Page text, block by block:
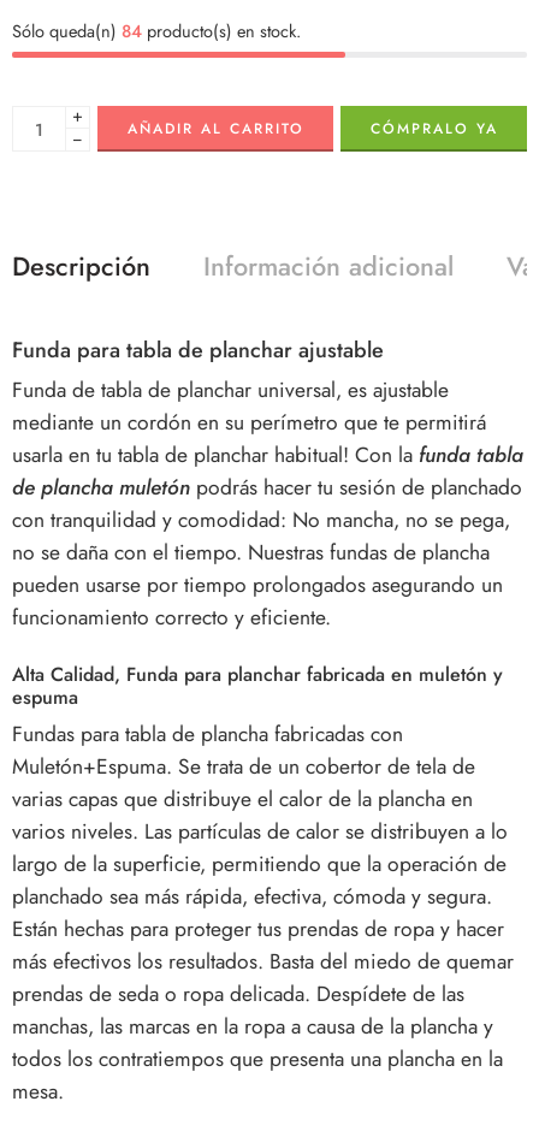
Sólo queda(n) 84 producto(s) en stock.
+
−
AÑADIR AL CARRITO CÓMPRALO YA
Descripción Información adicional
Funda para tabla de planchar ajustable
Funda de tabla de planchar universal, es ajustable
mediante un cordón en su perímetro que te permitirá
usarla en tu tabla de planchar habitual! Con la funda tabla
de plancha muletón podrás hacer tu sesión de planchado
con tranquilidad y comodidad: No mancha, no se pega,
no se daña con el tiempo. Nuestras fundas de plancha
pueden usarse por tiempo prolongados asegurando un
funcionamiento correcto y eficiente.
Alta Calidad, Funda para planchar fabricada en muletón y
espuma
Fundas para tabla de plancha fabricadas con
Muletón+Espuma. Se trata de un cobertor de tela de
varias capas que distribuye el calor de la plancha en
varios niveles. Las partículas de calor se distribuyen a lo
largo de la superficie, permitiendo que la operación de
planchado sea más rápida, efectiva, cómoda y segura.
Están hechas para proteger tus prendas de ropa y hacer
más efectivos los resultados. Basta del miedo de quemar
prendas de seda o ropa delicada. Despídete de las
manchas, las marcas en la ropa a causa de la plancha y
todos los contratiempos que presenta una plancha en la
mesa.